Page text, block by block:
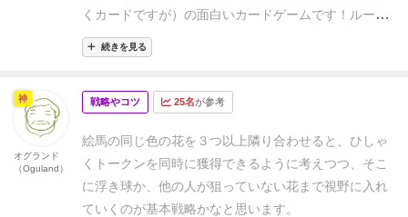
くカードですが）の面白いカードゲームです！ ルール
もシンプルで短い時間で遊べ、それでいて他の人との
攻防がある良いゲームです。
す・・・好き度（Like）▶3pt.≪★★★≫
度（With kids） ▶1pt.≪★≫ 花手水に福来たるの簡
単なゲームの流れとルール解説はこちらをご覧くださ
い！
続きを見る
戦略やコツ 25名が参考
絵馬の同じ色の花を３つ以上隣り合わせると、ひしゃ
くトークンを同時に獲得できるように考えつつ、そこ
に浮き球か、他の人が狙っていない花まで視野に入れ
ていくのが基本戦略かなと思います。
神
オグランド
（Oguland）